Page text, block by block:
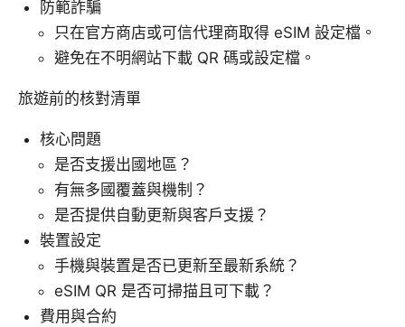
防範詐騙
只在官方商店或可信代理商取得 eSIM 設定檔。
避免在不明網站下載 QR 碼或設定檔。
旅遊前的核對清單
核心問題
是否支援出國地區？
有無多國覆蓋與機制？
是否提供自動更新與客戶支援？
裝置設定
手機與裝置是否已更新至最新系統？
eSIM QR 是否可掃描且可下載？
費用與合約